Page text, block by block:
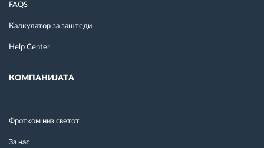
FAQS
Калкулатор за заштеди
Help Center
КОМПАНИЈАТА
Фротком низ светот
За нас